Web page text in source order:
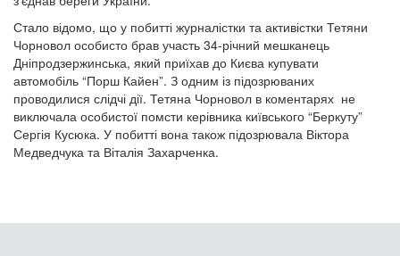
Стало відомо, що у побитті журналістки та активістки Тетяни
Чорновол особисто брав участь 34-річний мешканець
Дніпродзержинська, який приїхав до Києва купувати
автомобіль “Порш Кайен”. З одним із підозрюваних
проводилися слідчі дії. Тетяна Чорновол в коментарях не
виключала особистої помсти керівника київського “Беркуту”
Сергія Кусюка. У побитті вона також підозрювала Віктора
Медведчука та Віталія Захарченка.